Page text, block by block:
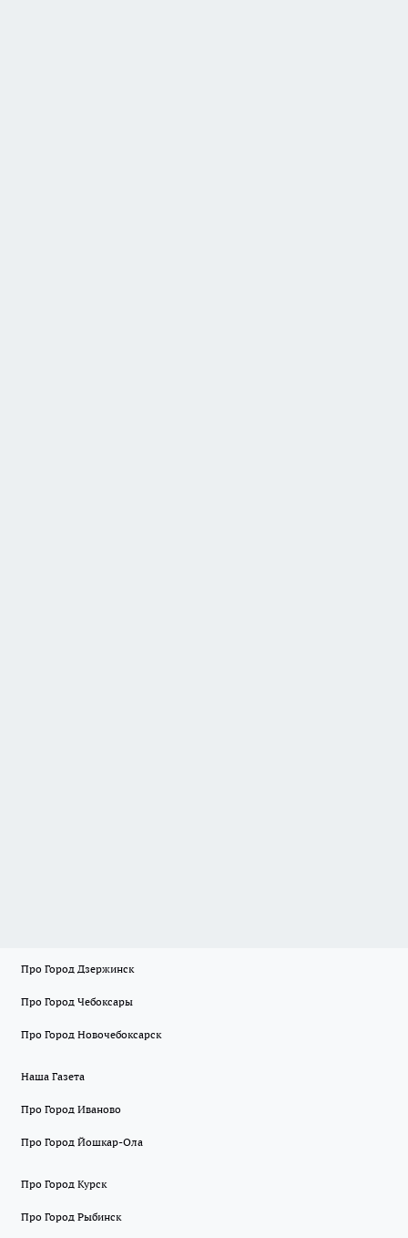
Про Город Дзержинск
Про Город Чебоксары
Про Город Новочебоксарск
Наша Газета
Про Город Иваново
Про Город Йошкар-Ола
Про Город Курск
Про Город Рыбинск